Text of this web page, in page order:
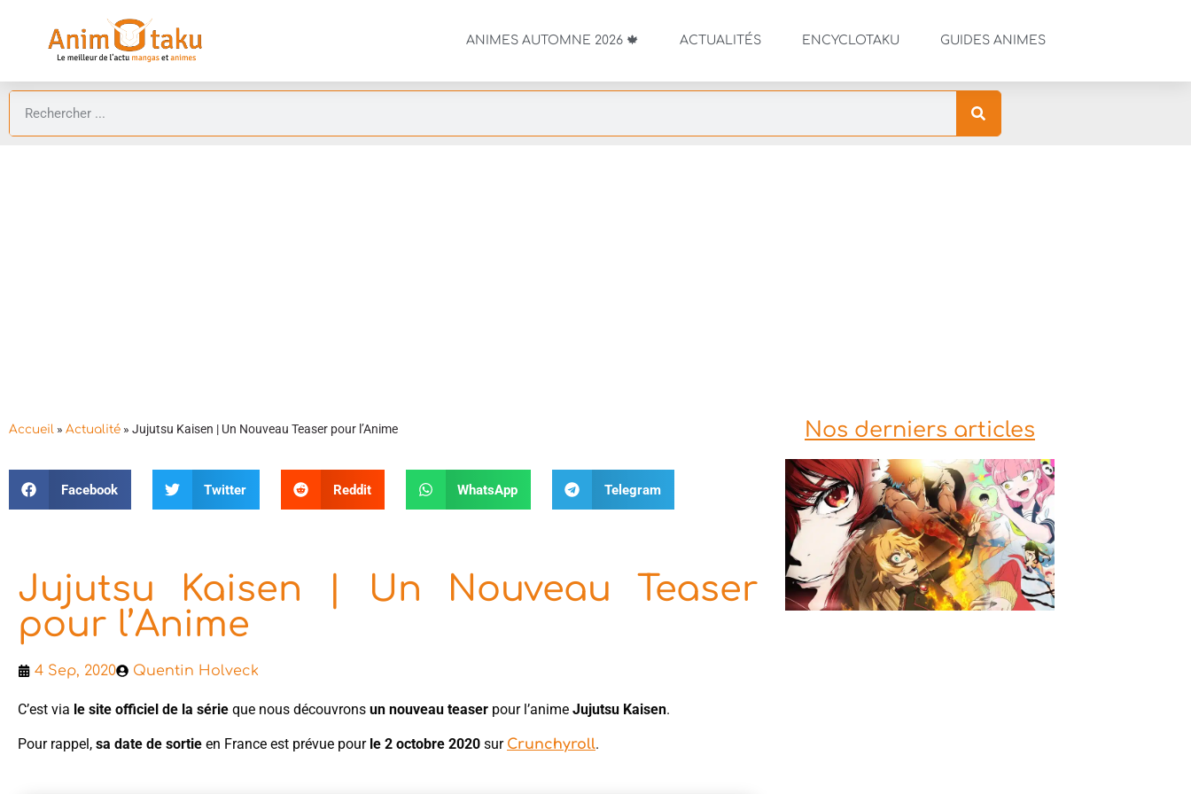
ANIMES AUTOMNE 2026 🍁 ACTUALITÉS ENCYCLOTAKU GUIDES ANIMES
Accueil » Actualité » Jujutsu Kaisen | Un Nouveau Teaser pour l’Anime
Facebook Twitter Reddit WhatsApp Telegram
Jujutsu Kaisen | Un Nouveau Teaser
pour l’Anime
4 Sep, 2020 Quentin Holveck
C’est via le site officiel de la série que nous découvrons un nouveau teaser pour l’anime Jujutsu Kaisen.
Pour rappel, sa date de sortie en France est prévue pour le 2 octobre 2020 sur Crunchyroll.
Nos derniers articles